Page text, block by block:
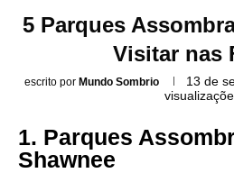
5 Parques
Visitar nas
escrito por Mundo Sombrio 13 de
1. ​Parques
Shawnee